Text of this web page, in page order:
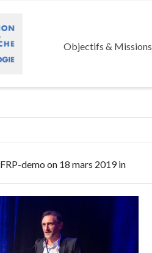
Objectifs & Missions
FRP-demo on 18 mars 2019in